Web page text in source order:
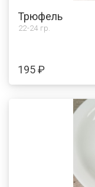
Трюфель
22-24 гр.
195 ₽